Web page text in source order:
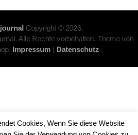
Copyright © 2026.
Alle Rechte vorbehalten. Theme von
Impressum| Datenschutz
Cookies, Wenn Sie diese Website